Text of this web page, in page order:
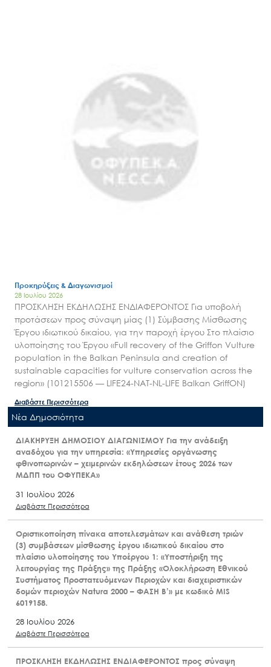
Προκηρύξεις & Διαγωνισμοί
28 Ιουλίου 2026
ΠΡΟΣΚΛΗΣΗ ΕΚΔΗΛΩΣΗΣ ΕΝΔΙΑΦΕΡΟΝΤΟΣ Για υποβολή
προτάσεων προς σύναψη μίας (1) Σύμβασης Μίσθωσης
Έργου ιδιωτικού δικαίου, για την παροχή έργου Στο πλαίσιο
υλοποίησης του Έργου «Full recovery of the Griffon Vulture
population in the Balkan Peninsula and creation of
sustainable capacities for vulture conservation across the
region» (101215506 — LIFE24-NAT-NL-LIFE Balkan GriffON)
Διαβάστε Περισσότερα
Nέα Δημοσιότητα
ΔΙΑΚΗΡΥΞΗ ΔΗΜΟΣΙΟΥ ΔΙΑΓΩΝΙΣΜΟΥ Για την ανάδειξη
αναδόχου για την υπηρεσία: «Υπηρεσίες οργάνωσης
φθινοπωρινών – χειμερινών εκδηλώσεων έτους 2026 των
ΜΔΠΠ του ΟΦΥΠΕΚΑ»
31 Ιουλίου 2026
Διαβάστε Περισσότερα
Οριστικοποίηση πίνακα αποτελεσμάτων και ανάθεση τριών
(3) συμβάσεων μίσθωσης έργου ιδιωτικού δικαίου στο
πλαίσιο υλοποίησης του Υποέργου 1: «Υποστήριξη της
λειτουργίας της Πράξης» της Πράξης «Ολοκλήρωση Εθνικού
Συστήματος Προστατευόμενων Περιοχών και διαχειριστικών
δομών περιοχών Natura 2000 – ΦΑΣΗ Β’» με κωδικό MIS
6019158.
28 Ιουλίου 2026
Διαβάστε Περισσότερα
ΠΡΟΣΚΛΗΣΗ ΕΚΔΗΛΩΣΗΣ ΕΝΔΙΑΦΕΡΟΝΤΟΣ προς σύναψη